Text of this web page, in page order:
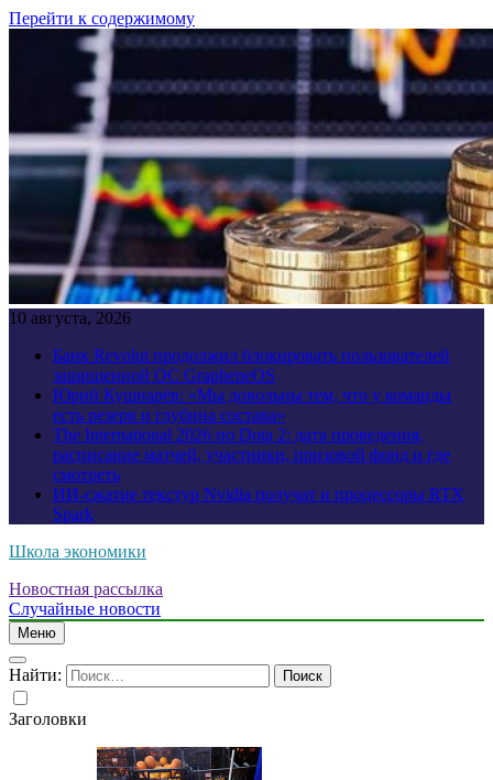
Перейти к содержимому
10 августа, 2026
Банк Revolut продолжил блокировать пользователей
защищенной ОС GrapheneOS
Юрий Кушнарёв: «Мы довольны тем, что у команды
есть резерв и глубина состава»
The International 2026 по Dota 2: дата проведения,
расписание матчей, участники, призовой фонд и где
смотреть
ИИ-сжатие текстур Nvidia получат и процессоры RTX
Spark
Школа экономики
Новостная рассылка
Случайные новости
Меню
Найти:
Заголовки